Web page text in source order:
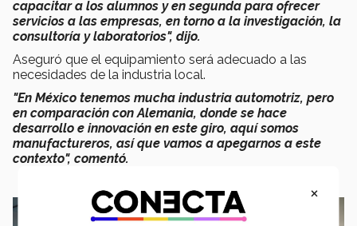
capacitar a los alumnos y en segunda para ofrecer
servicios a las empresas, en torno a la investigación, la
consultoría y laboratorios", dijo.
Aseguró que el equipamiento será adecuado a las
necesidades de la industria local.
"En México tenemos mucha industria automotriz, pero
en comparación con Alemania, donde se hace
desarrollo e innovación en este giro, aquí somos
manufactureros, así que vamos a apegarnos a este
contexto", comentó.
×